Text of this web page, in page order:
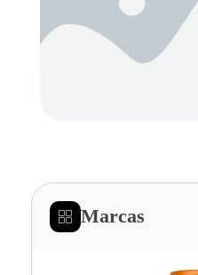
Marcas